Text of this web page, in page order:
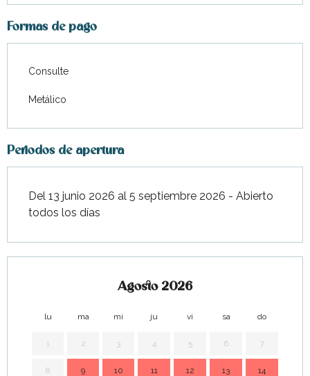
Formas de pago
Consulte
Metálico
Periodos de apertura
Del 13 junio 2026 al 5 septiembre 2026 - Abierto
todos los días
Agosto 2026
lu ma mi ju vi sa do
1 2 3 4 5 6 7
8 9 10 11 12 13 14